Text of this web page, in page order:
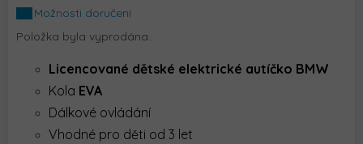
cena:Možnosti doručení
Položka byla vyprodána…
Licencované dětské elektrické autíčko BMW
Kola EVA
Dálkové ovládání
Vhodné pro děti od 3 let